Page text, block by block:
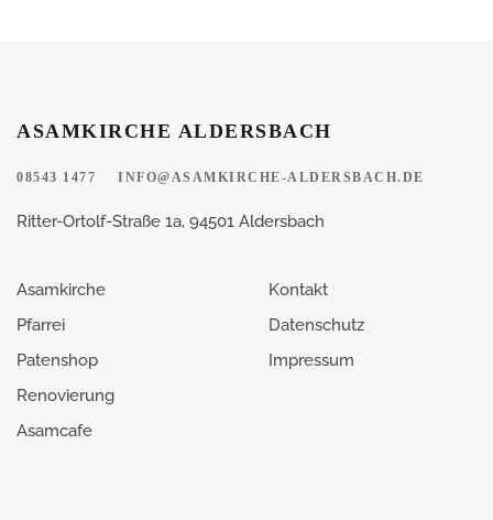
ASAMKIRCHE ALDERSBACH
08543 1477 INFO@ASAMKIRCHE-ALDERSBACH.DE
Ritter-Ortolf-Straße 1a, 94501 Aldersbach
Asamkirche
Pfarrei
Patenshop
Renovierung
Asamcafe
Kontakt
Datenschutz
Impressum